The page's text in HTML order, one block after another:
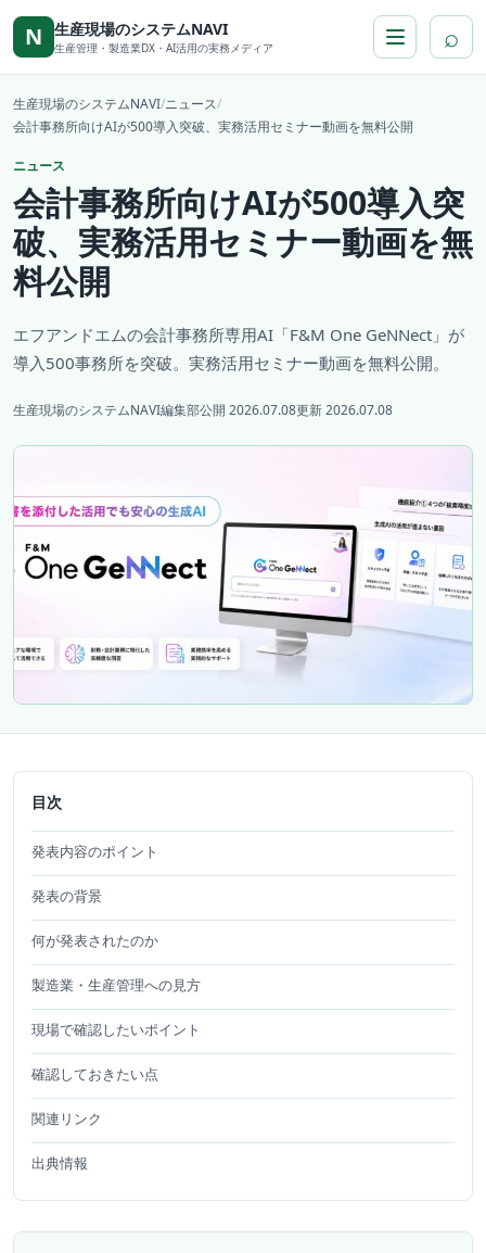
本文へ移動
N 生産現場のシステムNAVI
生産管理・製造業DX・AI活用の実務メディア ⌕
生産現場のシステムNAVI/ニュース/
会計事務所向けAIが500導入突破、実務活用セミナー動画を無料公開
ニュース
会計事務所向けAIが500導入突
破、実務活用セミナー動画を無
料公開
エフアンドエムの会計事務所専用AI「F&M One GeNNect」が
導入500事務所を突破。実務活用セミナー動画を無料公開。
生産現場のシステムNAVI編集部公開 2026.07.08更新 2026.07.08
目次
発表内容のポイント
発表の背景
何が発表されたのか
製造業・生産管理への見方
現場で確認したいポイント
確認しておきたい点
関連リンク
出典情報